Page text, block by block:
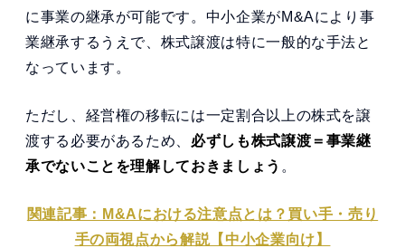
に事業の継承が可能です。中小企業がM&Aにより事
業継承するうえで、株式譲渡は特に一般的な手法と
なっています。
ただし、経営権の移転には一定割合以上の株式を譲
渡する必要があるため、 必ずしも株式譲渡＝事業継
承でないことを理解しておきましょう 。
関連記事：M&Aにおける注意点とは？買い手・売り
手の両視点から解説【中小企業向け】